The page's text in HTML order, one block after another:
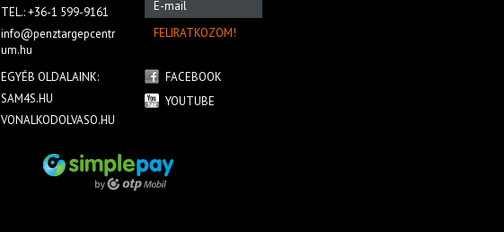
TEL.:+36-1 599-9161
info@penztargepcentr
um.hu
EGYÉB OLDALAINK:
SAM4S.HU
VONALKODOLVASO.HU
FACEBOOK
YOUTUBE